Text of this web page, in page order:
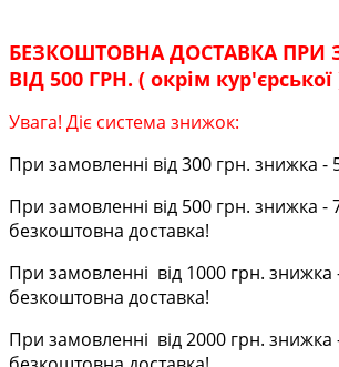
БЕЗКОШТОВНА ДОСТАВКА ПРИ
ВІД 500 ГРН. ( окрім кур'єрської
Увага! Діє система знижок:
При замовленні від 300 грн. знижка -
При замовленні від 500 грн. знижка -
безкоштовна доставка!
При замовленні від 1000 грн. знижка
безкоштовна доставка!
При замовленні від 2000 грн. знижка